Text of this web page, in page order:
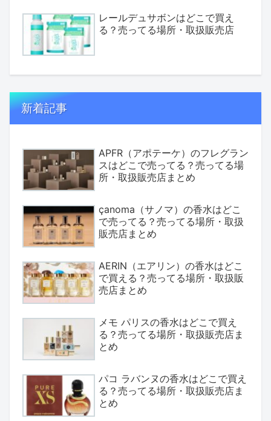
レールデュサボンはどこで買え
る？売ってる場所・取扱販売店
新着記事
APFR（アポテーケ）のフレグラン
スはどこで売ってる？売ってる場
所・取扱販売店まとめ
çanoma（サノマ）の香水はどこ
で売ってる？売ってる場所・取扱
販売店まとめ
AERIN（エアリン）の香水はどこ
で買える？売ってる場所・取扱販
売店まとめ
メモ パリスの香水はどこで買え
る？売ってる場所・取扱販売店ま
とめ
パコ ラバンヌの香水はどこで買え
る？売ってる場所・取扱販売店ま
とめ